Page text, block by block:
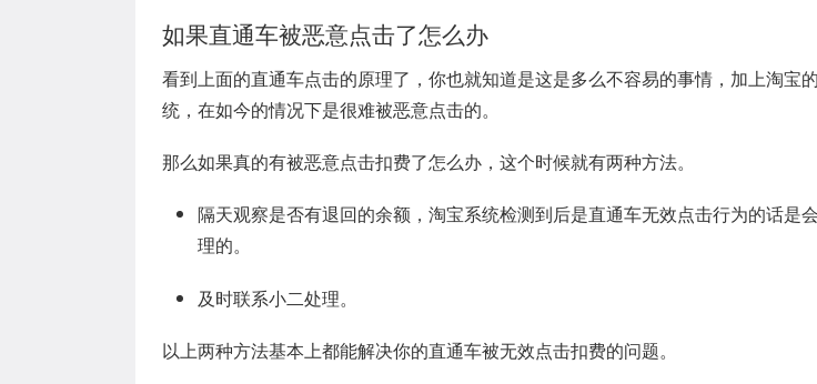
如果直通车被恶意点击了怎么办
看到上面的直通车点击的原理了，你也就知道是这是多么不容易的事情，加上淘宝
统，在如今的情况下是很难被恶意点击的。
那么如果真的有被恶意点击扣费了怎么办，这个时候就有两种方法。
隔天观察是否有退回的余额，淘宝系统检测到后是直通车无效点击行为的话是
理的。
及时联系小二处理。
以上两种方法基本上都能解决你的直通车被无效点击扣费的问题。